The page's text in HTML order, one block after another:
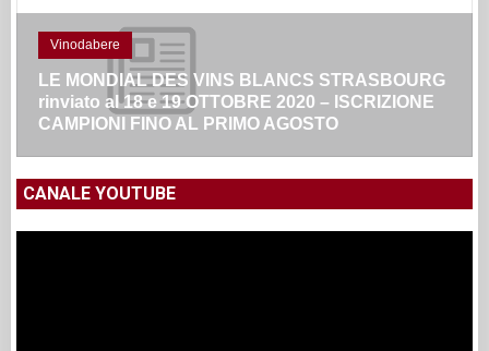
Vinodabere
LE MONDIAL DES VINS BLANCS STRASBOURG
rinviato al 18 e 19 OTTOBRE 2020 – ISCRIZIONE
CAMPIONI FINO AL PRIMO AGOSTO
CANALE YOUTUBE